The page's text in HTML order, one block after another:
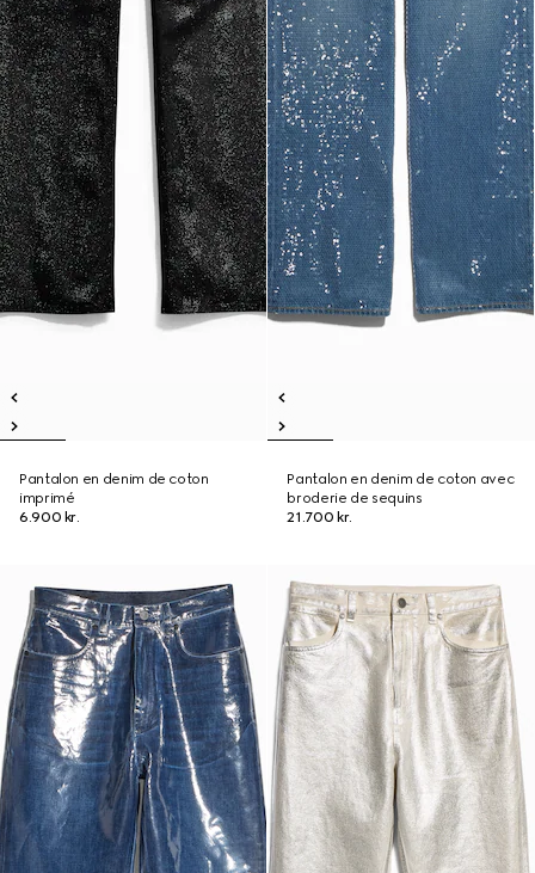
Pantalon en denim de coton
imprimé
6.900 kr.
Pantalon en denim de coton avec
broderie de sequins
21.700 kr.